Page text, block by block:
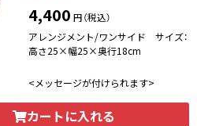
4,400 円（税込）
アレンジメント/ワンサイド サイズ：
高さ25×幅25×奥行18cm
<メッセージが付けられます>
カートに入れる